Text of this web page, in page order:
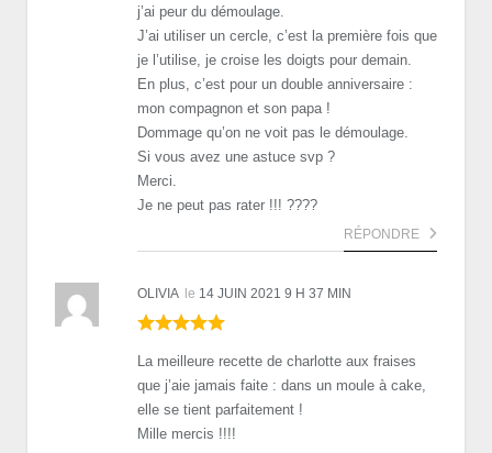
j’ai peur du démoulage.
J’ai utiliser un cercle, c’est la première fois que
je l’utilise, je croise les doigts pour demain.
En plus, c’est pour un double anniversaire :
mon compagnon et son papa !
Dommage qu’on ne voit pas le démoulage.
Si vous avez une astuce svp ?
Merci.
Je ne peut pas rater !!! ????
RÉPONDRE
OLIVIA le 14 JUIN 2021 9 H 37 MIN
La meilleure recette de charlotte aux fraises
que j’aie jamais faite : dans un moule à cake,
elle se tient parfaitement !
Mille mercis !!!!